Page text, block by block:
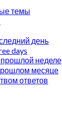
темы
день
days
неделе
месяце
ответов